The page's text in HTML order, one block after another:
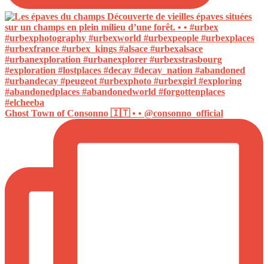
Ghost Town of Consonno 🇮🇹 • • @consonno_official